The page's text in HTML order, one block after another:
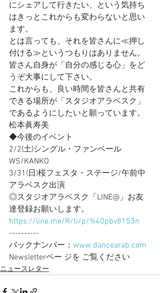
にシェアして行きたい、という気持ち
はきっとこれからも変わらないと思い
ます。
とは言っても、それを皆さんに≪押し
付ける≫というつもりはありません。
皆さん自身が「自分の感じる心」をど
うぞ大事にして下さい。
これからも、良い時間を皆さんと共有
できる場所が「スタジオアラベスク」
であるようにしたいと願っています。
松本眞寿美
◆今後のイベント
2/2(土)シングル・ファンベール
WS/KANKO
3/31(日)桜フェスタ・ステージ/午前中
アラベスク出演
◎スタジオアラベスク「LINE@」お友
達登録お願いします。
https://line.me/R/ti/p/%40pbv8153n
----------
バックナンバー： www.dancearab.com
Newsletterペー ジを ご覧ください
ニュースレター